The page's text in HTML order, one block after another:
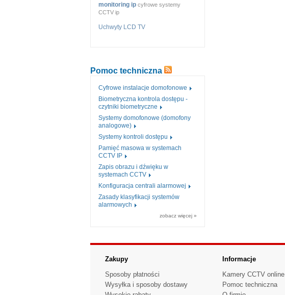
monitoring ip cyfrowe systemy
CCTV ip
Uchwyty LCD TV
Pomoc techniczna
Cyfrowe instalacje domofonowe
Biometryczna kontrola dostępu -
czytniki biometryczne
Systemy domofonowe (domofony
analogowe)
Systemy kontroli dostępu
Pamięć masowa w systemach
CCTV IP
Zapis obrazu i dźwięku w
systemach CCTV
Konfiguracja centrali alarmowej
Zasady klasyfikacji systemów
alarmowych
zobacz więcej »
Zakupy
Sposoby płatności
Wysyłka i sposoby dostawy
Informacje
Kamery CCTV online
Pomoc techniczna